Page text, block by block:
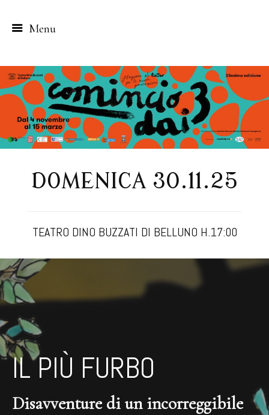
Menu
content
DOMENICA 30.11.25
TEATRO DINO BUZZATI DI BELLUNO H.17:00
IL PIÙ FURBO
Disavventure di un incorreggibile